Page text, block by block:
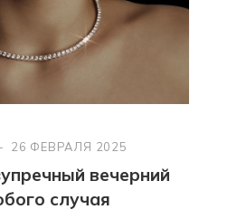
26 ФЕВРАЛЯ 2025
вечерний
случая